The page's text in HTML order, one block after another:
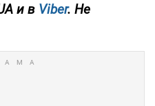
и в Viber. Не